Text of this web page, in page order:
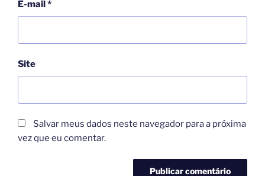
E-mail*
Site
Salvar meus dados neste navegador para a próxima
vez que eu comentar.